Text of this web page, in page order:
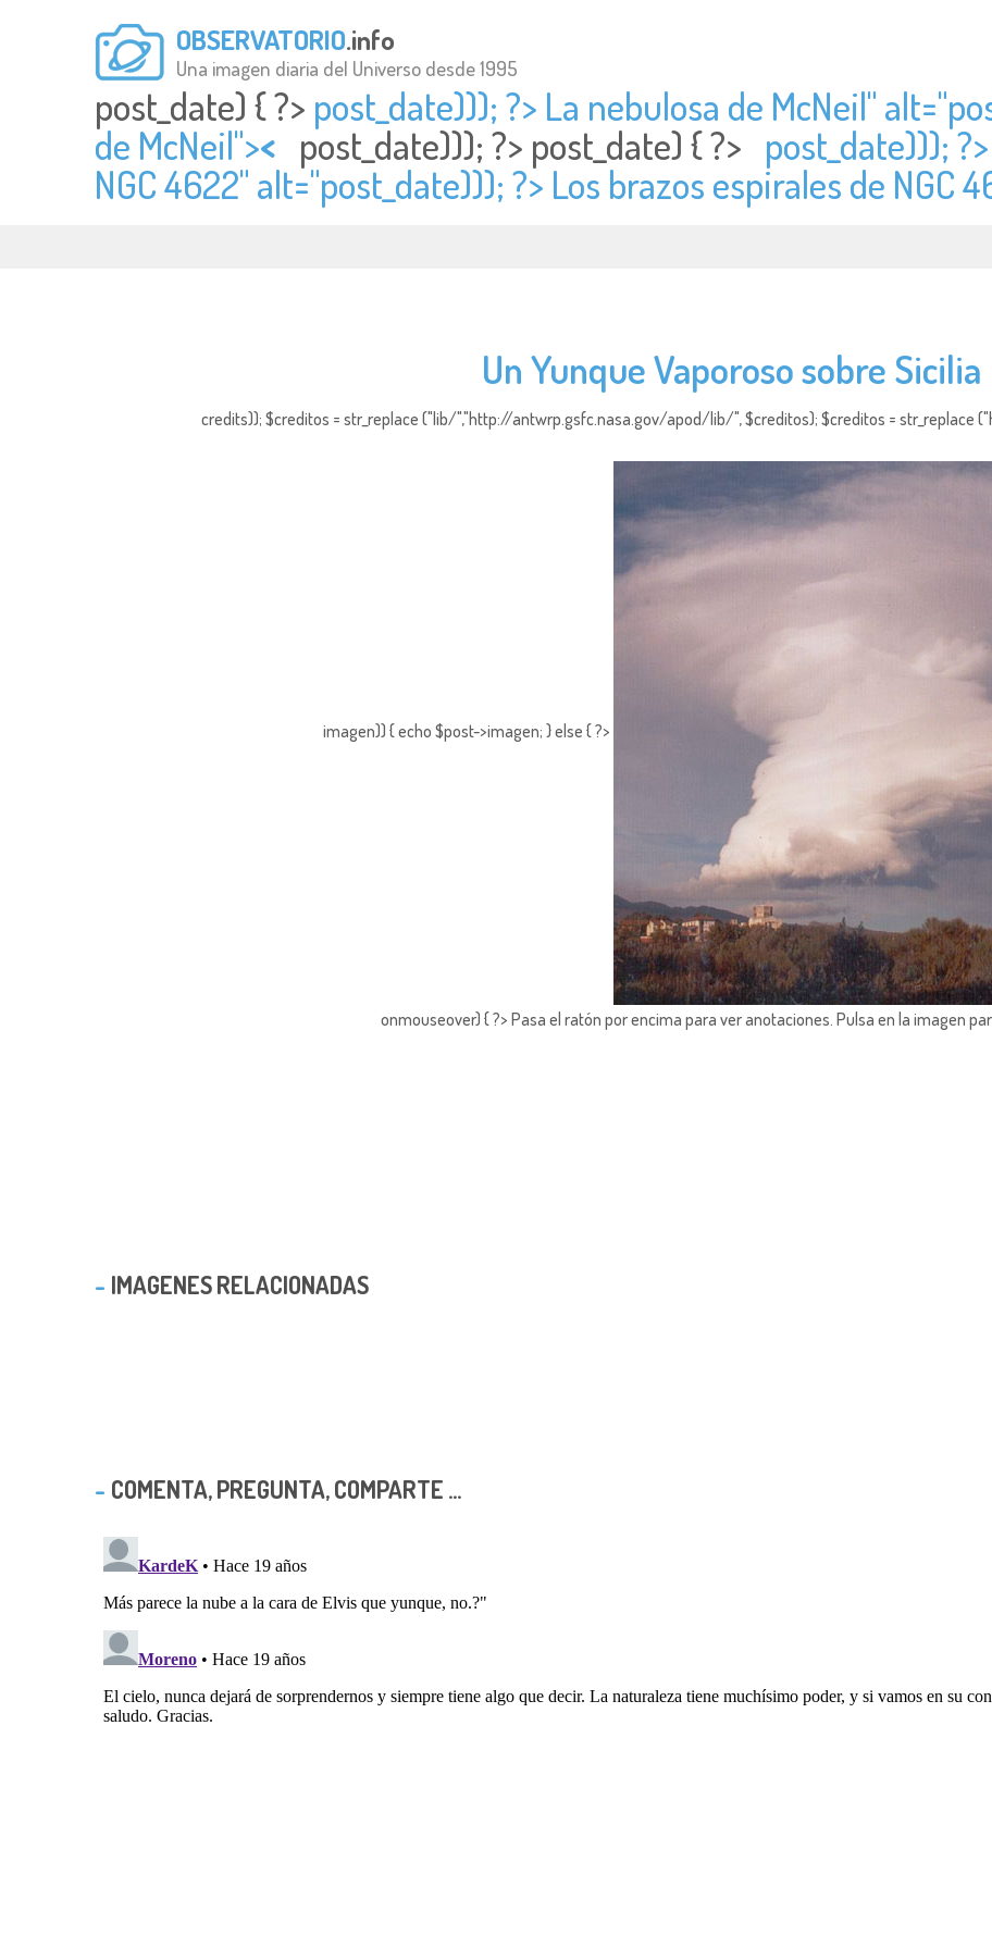
OBSERVATORIO.info
Una imagen diaria del Universo desde 1995
post_date) { ?> post_date))); ?> La nebulosa de McNeil" alt="
de McNeil">< post_date))); ?> post_date) { ?> post_date)));
NGC 4622" alt="post_date))); ?> Los brazos espirales de NGC
Un Yunque Vaporoso sobre Sicilia
credits)); $creditos = str_replace ("lib/","http://antwrp.gsfc.nasa.gov/apod/lib/", $creditos); $creditos = str_replace
imagen)) { echo $post->imagen; } else { ?>
onmouseover) { ?> Pasa el ratón por encima para ver anotaciones. Pulsa en la imagen
IMAGENES RELACIONADAS
COMENTA, PREGUNTA, COMPARTE ...